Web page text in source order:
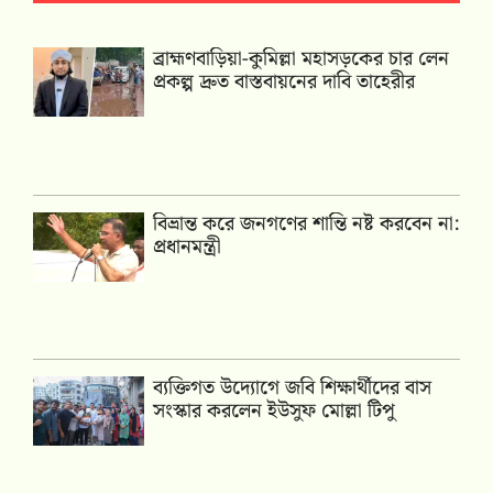
ব্রাহ্মণবাড়িয়া-কুমিল্লা মহাসড়কের চার লেন
প্রকল্প দ্রুত বাস্তবায়নের দাবি তাহেরীর
বিভ্রান্ত করে জনগণের শান্তি নষ্ট করবেন না:
প্রধানমন্ত্রী
ব্যক্তিগত উদ্যোগে জবি শিক্ষার্থীদের বাস
সংস্কার করলেন ইউসুফ মোল্লা টিপু